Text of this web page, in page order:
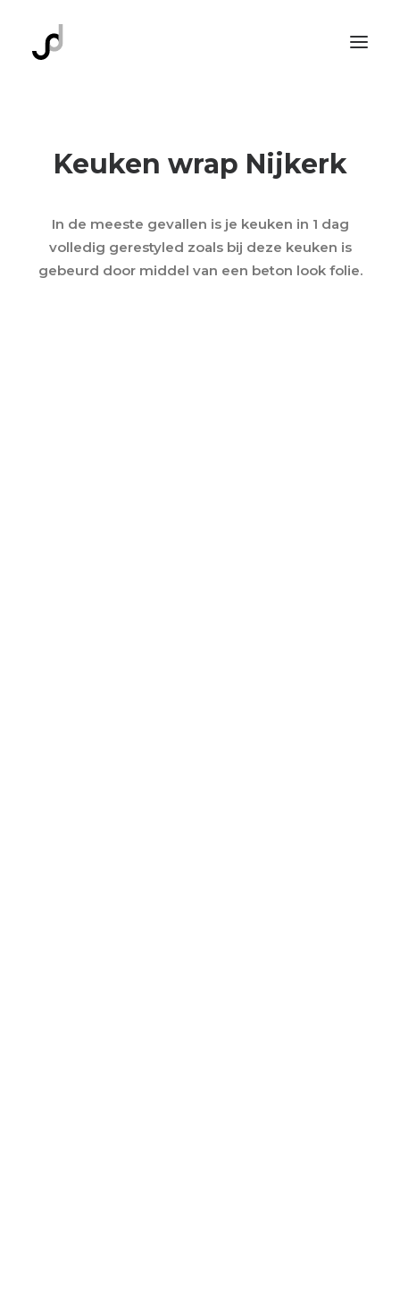
Belettering
Kozijnen
Projecten
Keuken wrap Nijkerk
In de meeste gevallen is je keuken in 1 dag
volledig gerestyled zoals bij deze keuken is
gebeurd door middel van een beton look folie.